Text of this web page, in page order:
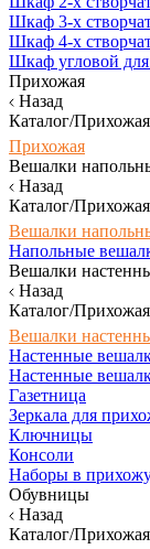
Шкаф 3-х
Шкаф 4-х
Шкаф угловой
Прихожая
Назад
Каталог/Прихожая
Прихожая
Вешалки
Назад
Каталог/
Вешалки
Напольные
Вешалки
Назад
Каталог/
Вешалки
Настенные
Настенные
Газетница
Зеркала для
Ключницы
Консоли
Наборы в
Обувницы
Назад
Каталог/